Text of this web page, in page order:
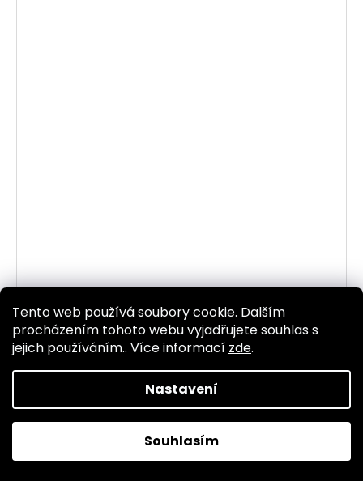
Tento web používá soubory cookie. Dalším
procházením tohoto webu vyjadřujete souhlas s
jejich používáním.. Více informací zde.
Nastavení
Souhlasím
22# N394276 O-KROUŽEK 13 X 4
Do 5-10 dnů
DO KOŠÍKU